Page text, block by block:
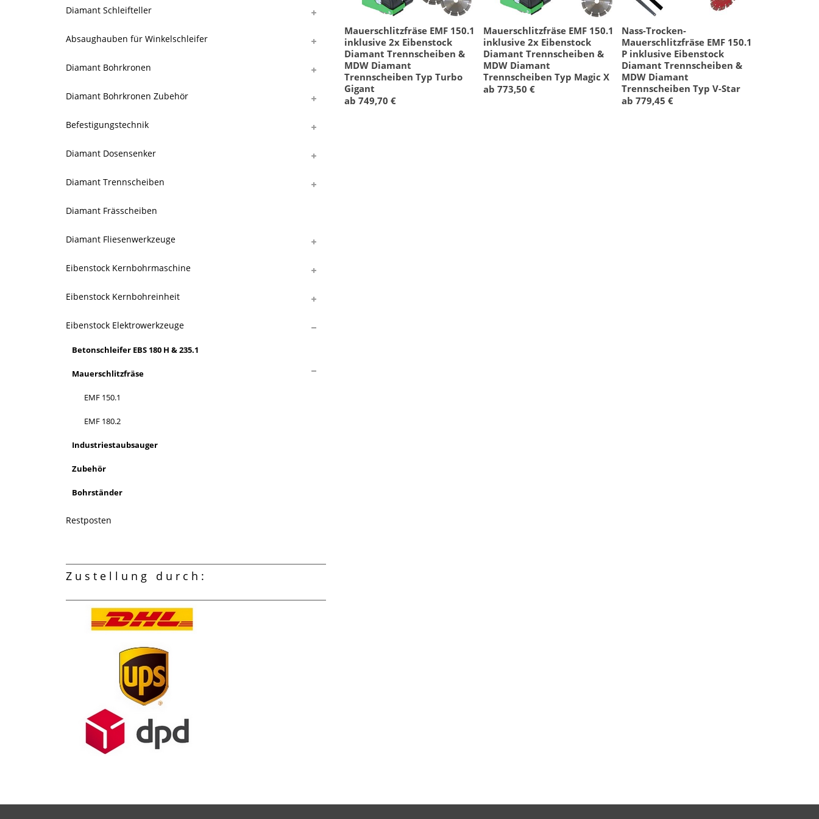
Diamant Schleifteller
Absaughauben für Winkelschleifer
Diamant Bohrkronen
Diamant Bohrkronen Zubehör
Befestigungstechnik
Diamant Dosensenker
Diamant Trennscheiben
Diamant Frässcheiben
Diamant Fliesenwerkzeuge
Eibenstock Kernbohrmaschine
Eibenstock Kernbohreinheit
Eibenstock Elektrowerkzeuge
Betonschleifer EBS 180 H & 235.1
Mauerschlitzfräse
EMF 150.1
EMF 180.2
Industriestaubsauger
Zubehör
Bohrständer
Restposten
Zustellung durch:
Mauerschlitzfräse EMF 150.1
inklusive 2x Eibenstock
Diamant Trennscheiben &
MDW Diamant
Trennscheiben Typ Turbo
Gigant
ab 749,70 €
Mauerschlitzfräse EMF 150.1
inklusive 2x Eibenstock
Diamant Trennscheiben &
MDW Diamant
Trennscheiben Typ Magic X
ab 773,50 €
Nass-Trocken-
Mauerschlitzfräse EMF 150.1
P inklusive Eibenstock
Diamant Trennscheiben &
MDW Diamant
Trennscheiben Typ V-Star
ab 779,45 €